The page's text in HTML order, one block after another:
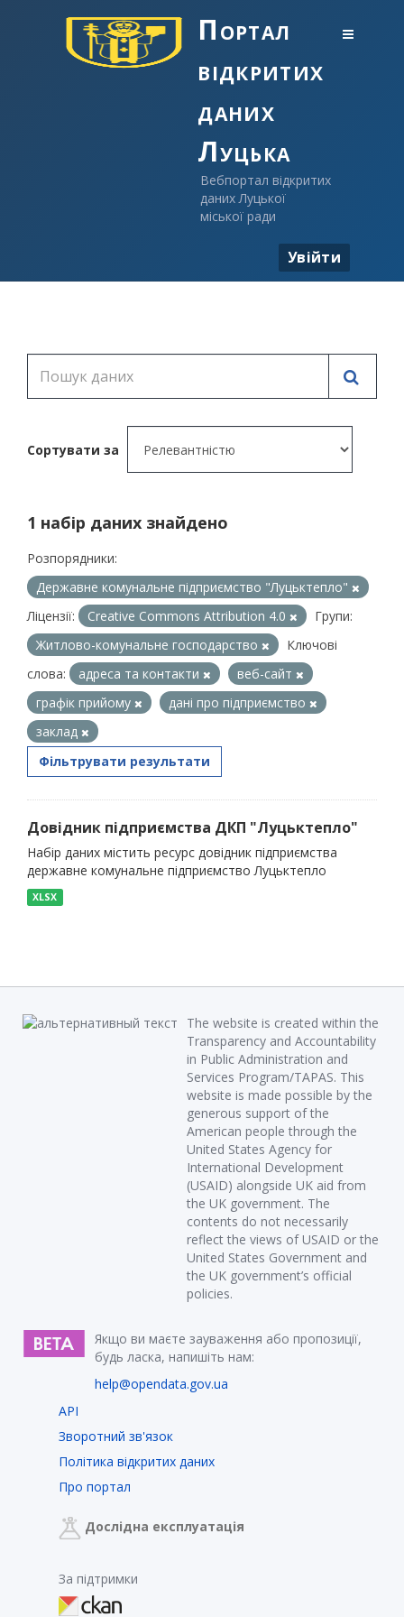
Портал
відкритих
даних
Луцька
Вебпортал відкритих
даних Луцької
міської ради
Увійти
Сортувати за
1 набір даних знайдено
Розпорядники:
Державне комунальне підприємство "Луцьктепло"
Ліцензії:
Creative Commons Attribution 4.0
Групи:
Житлово-комунальне господарство
Ключові
слова:
адреса та контакти
веб-сайт
графік прийому
дані про підприємство
заклад
Фільтрувати результати
Довідник підприємства ДКП "Луцьктепло"
Набір даних містить ресурс довідник підприємства
державне комунальне підприємство Луцьктепло
XLSX
The website is created within the
Transparency and Accountability
in Public Administration and
Services Program/TAPAS. This
website is made possible by the
generous support of the
American people through the
United States Agency for
International Development
(USAID) alongside UK aid from
the UK government. The
contents do not necessarily
reflect the views of USAID or the
United States Government and
the UK government’s official
policies.
Якщо ви маєте зауваження або пропозиції,
будь ласка, напишіть нам:
help@opendata.gov.ua
API
Зворотний зв'язок
Політика відкритих даних
Про портал
Дослідна експлуатація
За підтримки